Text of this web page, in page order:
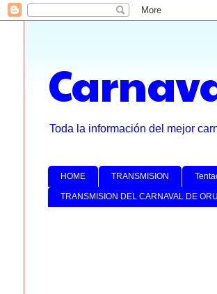
Toda la información del mejor
HOME TRANSMISION
TRANSMISION DEL CARNAVAL DE